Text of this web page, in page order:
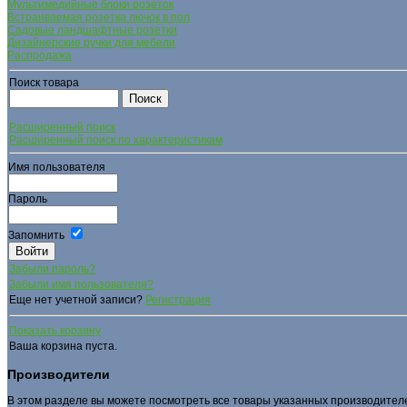
Мультимедийные блоки розеток
Встраиваемая розетка лючок в пол
Садовые ландшафтные розетки
Дизайнерские ручки для мебели
Распродажа
Поиск товара
Расширенный поиск
Расширенный поиск по характеристикам
Имя пользователя
Пароль
Запомнить
Забыли пароль?
Забыли имя пользователя?
Еще нет учетной записи? Регистрация
Показать корзину
Ваша корзина пуста.
Производители
В этом разделе вы можете посмотреть все товары указанных